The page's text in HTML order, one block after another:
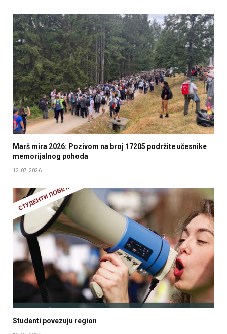
Marš mira 2026: Pozivom na broj 17205 podržite učesnike
memorijalnog pohoda
12.07.2026
Studenti povezuju region